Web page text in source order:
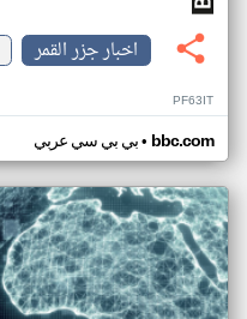
اخبار جزر القمر
PF63IT
بي بي سي عربي• bbc.com